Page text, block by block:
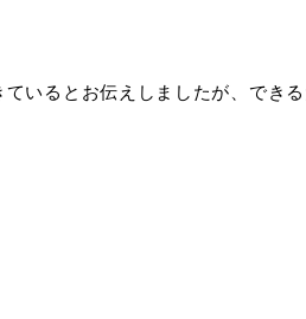
いるとお伝えしましたが、でき